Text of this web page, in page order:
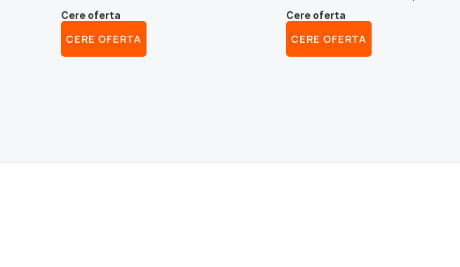
Cere oferta
CERE OFERTA
Cere oferta
CERE OFERTA